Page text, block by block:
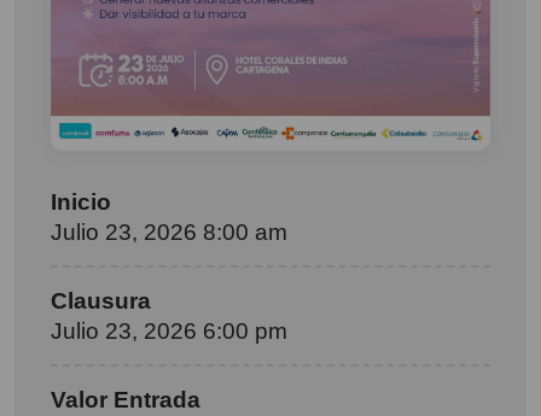
Inicio
Julio 23, 2026 8:00 am
Clausura
Julio 23, 2026 6:00 pm
Valor Entrada